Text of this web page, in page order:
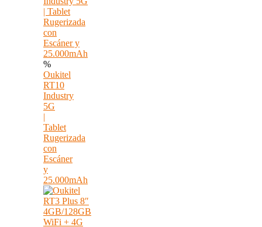
%
Oukitel
RT10
Industry
5G
|
Tablet
Rugerizada
con
Escáner
y
25.000mAh